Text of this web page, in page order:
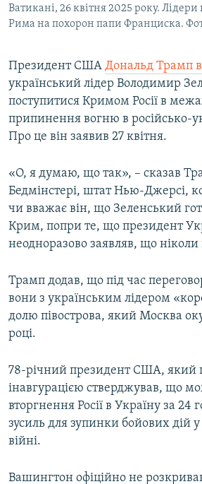
Ватикані, 26 квітня 2025 року.
Рима на похорон папи Франциска.
Президент США Дональд Трамп
український лідер Володимир
поступитися Кримом Росії в
припинення вогню в російсько-
Про це він заявив 27 квітня.
«О, я думаю, що так», – сказав
Бедмінстері, штат Нью-Джерсі,
чи вважає він, що Зеленський
Крим, попри те, що президент
неодноразово заявляв, що ніколи
Трамп додав, що під час
вони з українським лідером
долю півострова, який Москва
році.
78-річний президент США, який
інавгурацією стверджував, що
вторгнення Росії в Україну за 24
зусиль для зупинки бойових дій
війні.
Вашингтон офіційно не